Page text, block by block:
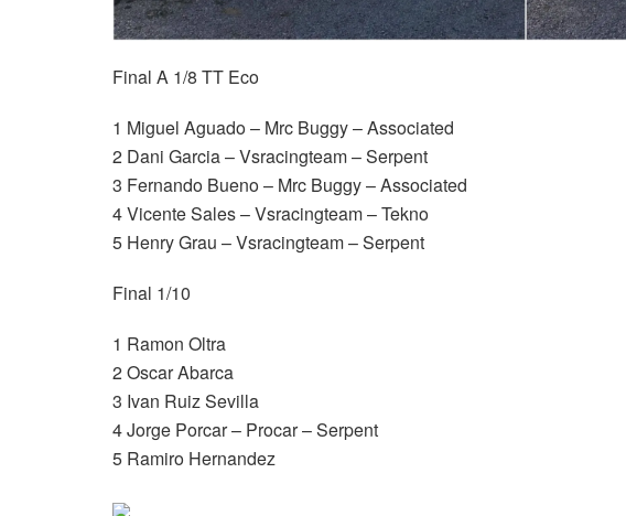
Final A 1/8 TT Eco
1 Miguel Aguado – Mrc Buggy – Associated
2 Dani Garcia – Vsracingteam – Serpent
3 Fernando Bueno – Mrc Buggy – Associated
4 Vicente Sales – Vsracingteam – Tekno
5 Henry Grau – Vsracingteam – Serpent
Final 1/10
1 Ramon Oltra
2 Oscar Abarca
3 Ivan Ruiz Sevilla
4 Jorge Porcar – Procar – Serpent
5 Ramiro Hernandez